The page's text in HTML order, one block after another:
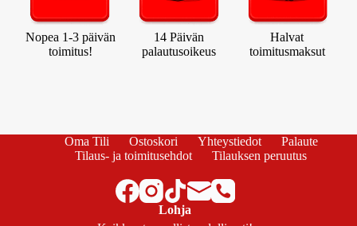
Nopea 1-3 päivän
toimitus!
14 Päivän
palautusoikeus
Halvat
toimitusmaksut
Oma Tili Ostoskori Yhteystiedot
Palaute
Tilaus- ja toimitusehdot
Tilauksen peruutus
Lohja